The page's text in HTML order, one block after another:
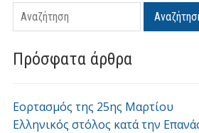
Αναζήτηση
Πρόσφατα άρθρα
Εορτασμός της 25ης Μαρτίου
Ελληνικός στόλος κατά την
b
o
o
d
o
n
σ
τε
ε